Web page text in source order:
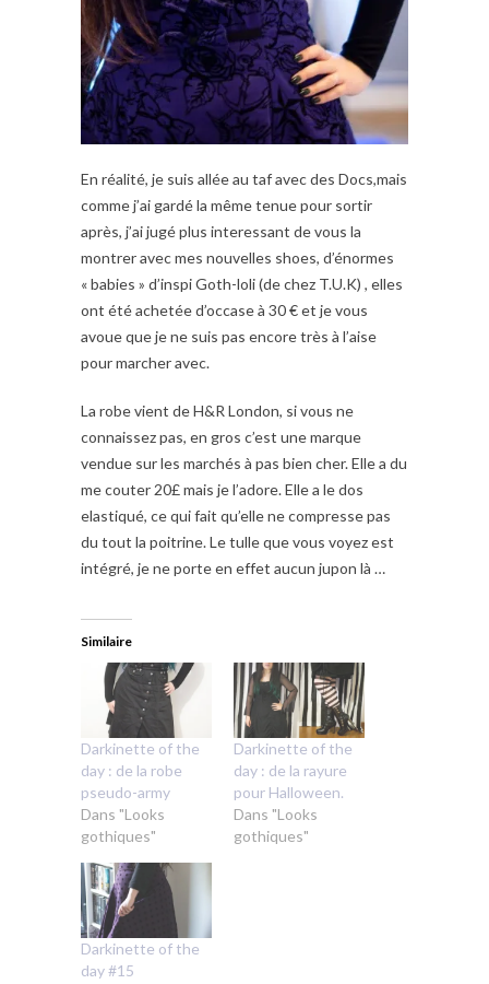
En réalité, je suis allée au taf avec des Docs,mais
comme j’ai gardé la même tenue pour sortir
après, j’ai jugé plus interessant de vous la
montrer avec mes nouvelles shoes, d’énormes
« babies » d’inspi Goth-loli (de chez T.U.K) , elles
ont été achetée d’occase à 30 € et je vous
avoue que je ne suis pas encore très à l’aise
pour marcher avec.
La robe vient de H&R London, si vous ne
connaissez pas, en gros c’est une marque
vendue sur les marchés à pas bien cher. Elle a du
me couter 20£ mais je l’adore. Elle a le dos
elastiqué, ce qui fait qu’elle ne compresse pas
du tout la poitrine. Le tulle que vous voyez est
intégré, je ne porte en effet aucun jupon là …
Similaire
Darkinette of the
day : de la robe
pseudo-army
Dans "Looks
gothiques"
Darkinette of the
day : de la rayure
pour Halloween.
Dans "Looks
gothiques"
Darkinette of the
day #15